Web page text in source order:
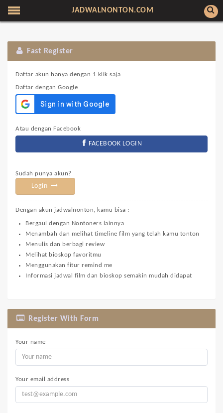
JADWALNONTON.COM
Fast Register
Daftar akun hanya dengan 1 klik saja
Daftar dengan Google
Atau dengan Facebook
FACEBOOK LOGIN
Sudah punya akun?
Login
Dengan akun jadwalnonton, kamu bisa :
Bergaul dengan Nontoners lainnya
Menambah dan melihat timeline film yang telah kamu tonton
Menulis dan berbagi review
Melihat bioskop favoritmu
Menggunakan fitur remind me
Informasi jadwal film dan bioskop semakin mudah didapat
Register With Form
Your name
Your email address